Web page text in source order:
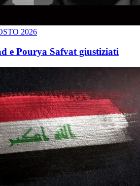
2026
e Pourya Safvat giustiziati